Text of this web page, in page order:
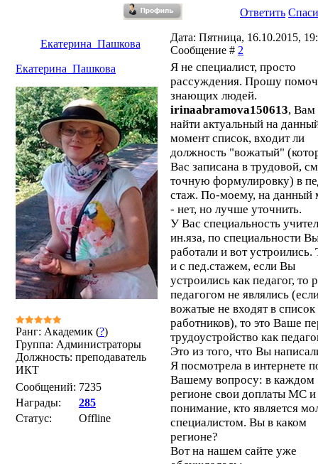
Ответить
Екатерина_Пашкова
Дата: Пятница, 16.10.2015,
Сообщение # 2
Екатерина_Пашкова
Ранг: Академик (?)
Группа: Администраторы
Должность: преподаватель
ИКТ
Сообщений: 7235
Награды:
285
Статус:
Offline
Я не специалист, просто
рассуждения. Прошу
знающих людей.
irinaabramova150613,
найти актуальный на
момент список, входит ли
должность "вожатый"
Вас записана в трудовой,
точную формулировку) в
стаж. По-моему, на данный
- нет, но лучше уточнить.
У Вас специальность
ин.яза, по специальности
работали и вот устроились.
и с пед.стажем, если Вы
устроились как педагог, то
педагогом не являлись
вожатые не входят в список
работников), то это Ваше
трудоустройство как
Это из того, что Вы
Я посмотрела в интернете
Вашему вопросу: в каждом
регионе свои доплаты МС и
понимание, кто является
специалистом. Вы в каком
регионе?
Вот на нашем сайте уже